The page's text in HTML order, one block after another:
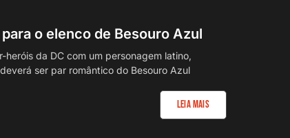
o elenco de Besouro Azul
heróis da DC com um personagem latino,
ser par romântico do Besouro Azul
Leia Mais